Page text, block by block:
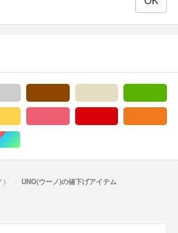
/金色系マルチカラー
UNO(ウーノ)の値下げアイテム